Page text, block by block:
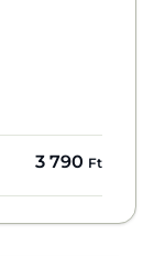
3 790 Ft